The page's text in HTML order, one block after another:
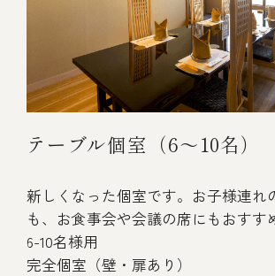
テーブル個室（6～10名）
新しくなった個室です。お子様連れ
も、お食事会や会議の席にもおすす
6-10名様用
完全個室（壁・扉あり）